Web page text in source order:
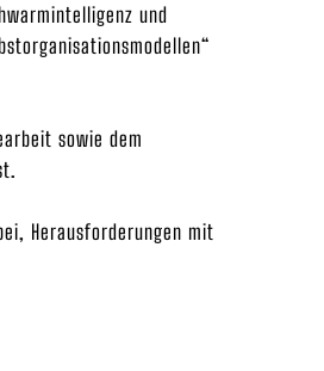
und
sowie dem
Herausforderungen mit